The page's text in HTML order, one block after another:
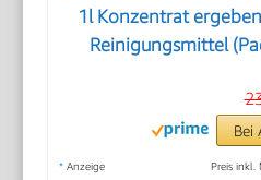
1l Konzentrat
Reinigungsmittel
Bei
* Anzeige Preis inkl.